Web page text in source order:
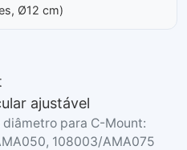
Ø12 cm)
ajustável
para C-Mount:
108003/AMA075